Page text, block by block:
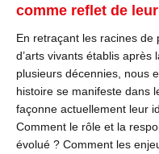
comme reflet de
En retraçant les racines de
d’arts vivants établis après
plusieurs décennies, nous
histoire se manifeste dans
façonne actuellement leur
Comment le rôle et la
évolué ? Comment les